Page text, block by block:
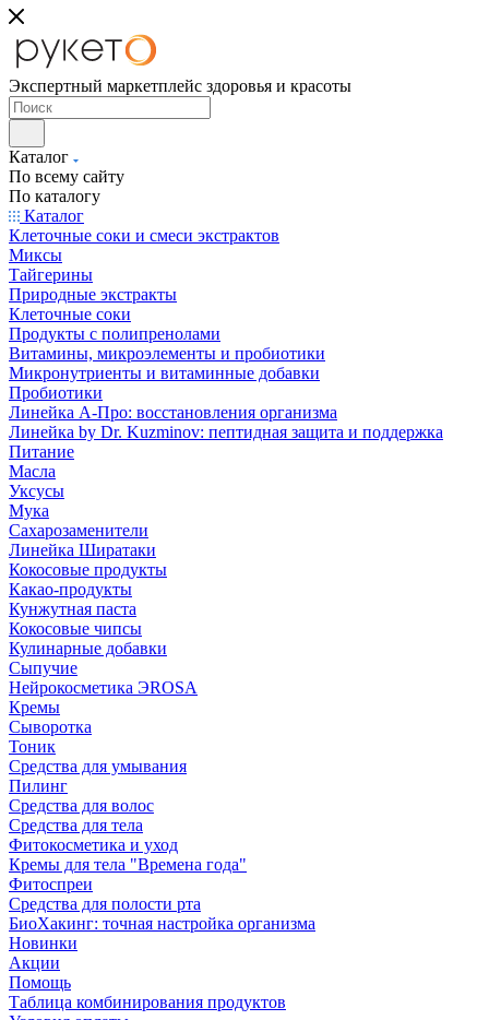
Экспертный маркетплейс здоровья и красоты
Каталог
По всему сайту
По каталогу
Каталог
Клеточные соки и смеси экстрактов
Миксы
Тайгерины
Природные экстракты
Клеточные соки
Продукты с полипренолами
Витамины, микроэлементы и пробиотики
Микронутриенты и витаминные добавки
Пробиотики
Линейка А-Про: восстановления организма
Линейка by Dr. Kuzminov: пептидная защита и поддержка
Питание
Масла
Уксусы
Мука
Сахарозаменители
Линейка Ширатаки
Кокосовые продукты
Какао-продукты
Кунжутная паста
Кокосовые чипсы
Кулинарные добавки
Сыпучие
Нейрокосметика ЭROSA
Кремы
Сыворотка
Тоник
Средства для умывания
Пилинг
Средства для волос
Средства для тела
Фитокосметика и уход
Кремы для тела "Времена года"
Фитоспреи
Средства для полости рта
БиоХакинг: точная настройка организма
Новинки
Акции
Помощь
Таблица комбинирования продуктов